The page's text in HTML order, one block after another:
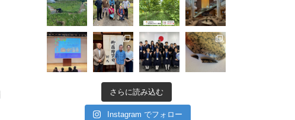
さらに読み込む
Instagram でフォロー